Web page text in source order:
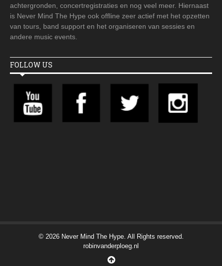
achtergronden, concertregistraties en nog veel meer. Hiernaast
is Never Mind The Hype ook offline zeer actief met het opzetten
van tours, band support en het organiseren van sessies en
andere music events.
FOLLOW US
© 2026 Never Mind The Hype. All Rights reserved.
robinvanderploeg.nl